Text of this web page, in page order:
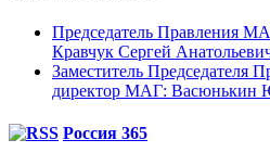
Председатель Правления
Кравчук Сергей
Заместитель Председателя
директор МАГ: Васюнькин
Россия 365